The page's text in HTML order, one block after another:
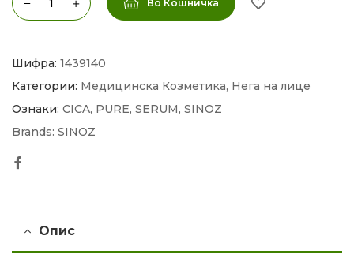
Во Кошничка
Шифра: 1439140
Категории: Медицинска Козметика, Нега на лице
Ознаки: CICA, PURE, SERUM, SINOZ
Brands: SINOZ
Опис